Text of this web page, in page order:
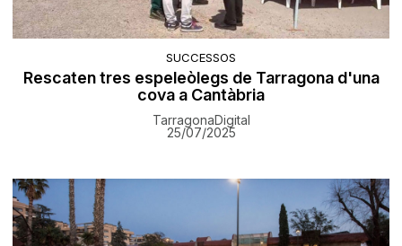
SUCCESSOS
Rescaten tres espeleòlegs de Tarragona d'una
cova a Cantàbria
TarragonaDigital
25/07/2025